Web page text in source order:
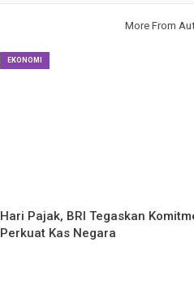
More From
EKONOMI
Hari Pajak, BRI Tegaskan
Perkuat Kas Negara